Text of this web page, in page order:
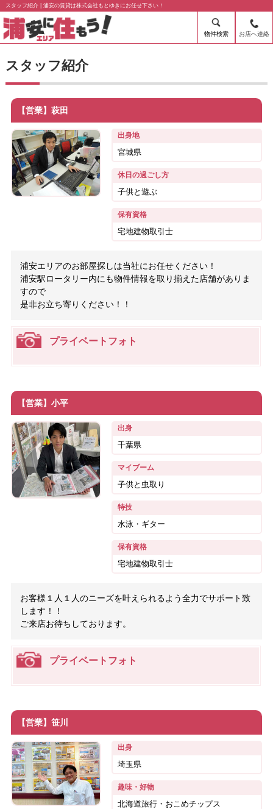
スタッフ紹介 | 浦安の賃貸は株式会社もとゆきにお任せ下さい！
物件検索 お店へ連絡
スタッフ紹介
【営業】萩田
出身地
宮城県
休日の過ごし方
子供と遊ぶ
保有資格
宅地建物取引士
浦安エリアのお部屋探しは当社にお任せください！
浦安駅ロータリー内にも物件情報を取り揃えた店舗がありま
すので
是非お立ち寄りください！！
プライベートフォト
【営業】小平
出身
千葉県
マイブーム
子供と虫取り
特技
水泳・ギター
保有資格
宅地建物取引士
お客様１人１人のニーズを叶えられるよう全力でサポート致
します！！
ご来店お待ちしております。
プライベートフォト
【営業】笹川
出身
埼玉県
趣味・好物
北海道旅行・おこめチップス